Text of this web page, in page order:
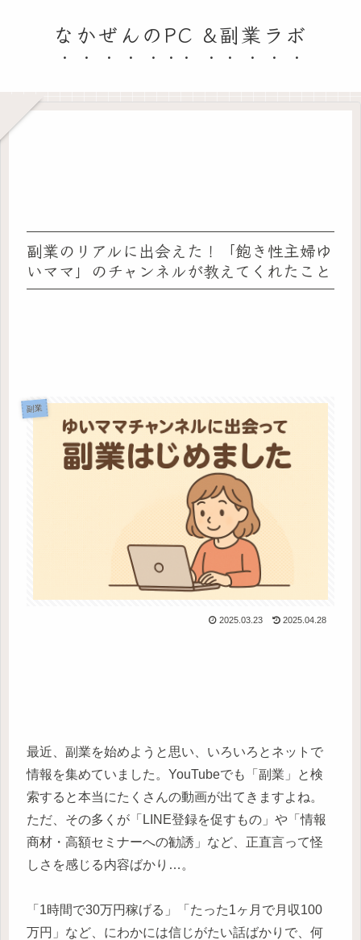
なかぜんのPC &副業ラボ
副業のリアルに出会えた！「飽き性主婦ゆ
いママ」のチャンネルが教えてくれたこと
副業
2025.03.23 2025.04.28
最近、副業を始めようと思い、いろいろとネットで
情報を集めていました。YouTubeでも「副業」と検
索すると本当にたくさんの動画が出てきますよね。
ただ、その多くが「LINE登録を促すもの」や「情報
商材・高額セミナーへの勧誘」など、正直言って怪
しさを感じる内容ばかり…。
「1時間で30万円稼げる」「たった1ヶ月で月収100
万円」など、にわかには信じがたい話ばかりで、何